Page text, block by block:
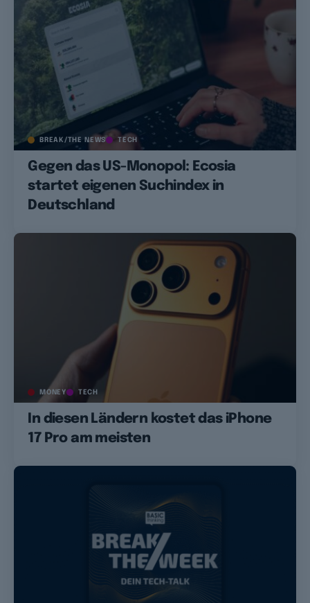
BREAK/THE NEWS TECH
Gegen das US-Monopol: Ecosia
startet eigenen Suchindex in
Deutschland
MONEY TECH
In diesen Ländern kostet das iPhone
17 Pro am meisten